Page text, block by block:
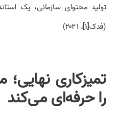
تولید محتوای سازمانی، یک
(فدک[۱] ، ۲۰۲۱)
تمیزکاری
را حرفه‌ای می‌کند